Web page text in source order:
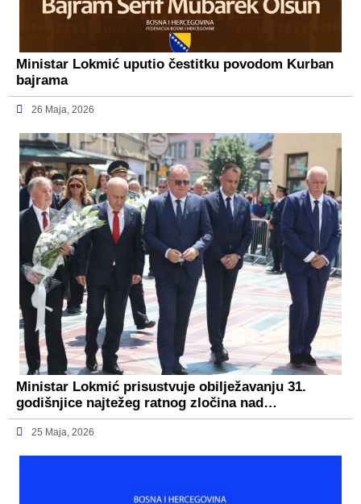
Ministar Lokmić uputio čestitku povodom Kurban
bajrama
26 Maja, 2026
Ministar Lokmić prisustvuje obilježavanju 31.
godišnjice najtežeg ratnog zločina nad…
25 Maja, 2026